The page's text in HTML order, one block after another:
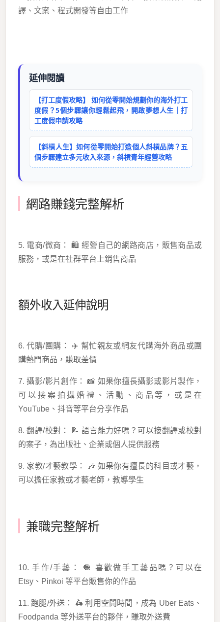
譯、文案、程式開發等自由工作
延伸閱讀
【打工度假攻略】 如何從零開始規劃你的海外打工
度假？5個步驟讓你輕鬆起飛，開啟夢想人生｜打
工度假申請攻略
【斜槓人生】如何從零開始打造個人斜槓品牌？五
個步驟建立多元收入來源，斜槓青年經營攻略
網路賺錢完整解析
5. 電商/微商： 🛍️ 經營自己的網路商店，販售商品或
服務，或是在社群平台上銷售商品
額外收入延伸說明
6. 代購/團購： ✈️ 幫忙親友或網友代購海外商品或團
購熱門商品，賺取差價
7. 攝影/影片創作： 📸 如果你擅長攝影或影片製作，
可以接案拍攝婚禮、活動、商品等，或是在
YouTube、抖音等平台分享作品
8. 翻譯/校對： 📝 語言能力好嗎？可以接翻譯或校對
的案子，為出版社、企業或個人提供服務
9. 家教/才藝教學： 🎶 如果你有擅長的科目或才藝，
可以擔任家教或才藝老師，教導學生
兼職完整解析
10. 手作/手藝： 🧶 喜歡做手工藝品嗎？可以在
Etsy、Pinkoi 等平台販售你的作品
11. 跑腿/外送： 🛵 利用空閒時間，成為 Uber Eats、
Foodpanda 等外送平台的夥伴，賺取外送費